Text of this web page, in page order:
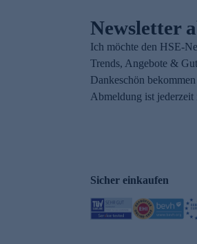
Newsletter
Ich möchte den HSE-
Trends, Angebote &
Dankeschön
Abmeldung ist
Sicher einkaufen